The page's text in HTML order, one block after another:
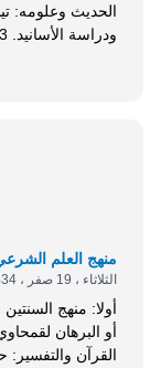
العربية:
منهج العلم
الثلاثاء ، 19 صفر ، 1434 الموافق 01 يناير 2013